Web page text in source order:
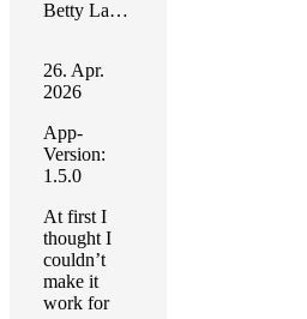
Betty Larsen
26. Apr.
2026
App-
Version:
1.5.0
At first I
thought I
couldn’t
make it
work for